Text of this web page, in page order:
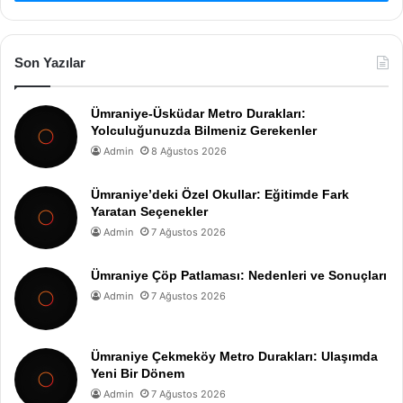
Son Yazılar
Ümraniye-Üsküdar Metro Durakları:
Yolculuğunuzda Bilmeniz Gerekenler
Admin 8 Ağustos 2026
Ümraniye’deki Özel Okullar: Eğitimde Fark
Yaratan Seçenekler
Admin 7 Ağustos 2026
Ümraniye Çöp Patlaması: Nedenleri ve Sonuçları
Admin 7 Ağustos 2026
Ümraniye Çekmeköy Metro Durakları: Ulaşımda
Yeni Bir Dönem
Admin 7 Ağustos 2026